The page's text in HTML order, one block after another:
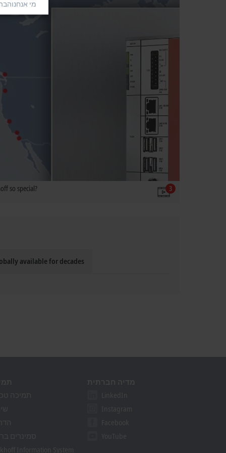
so special? 3
available for decades
מי אנחנו